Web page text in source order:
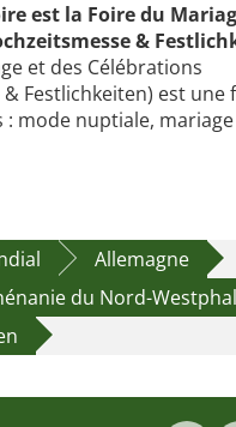
est la Foire du
&
et des Célébrations
Festlichkeiten) est une
: mode nuptiale,
Allemagne
du Nord-